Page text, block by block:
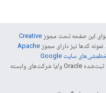
این صفحه تحت مجوز Creative
کدها نیز دارای مجوز Apache
خطمشی‌های سایت Google
مراجعه کنید. جاوا علامت تجاری ثبت‌شده Oracle و/یا شرکت‌های وابسته